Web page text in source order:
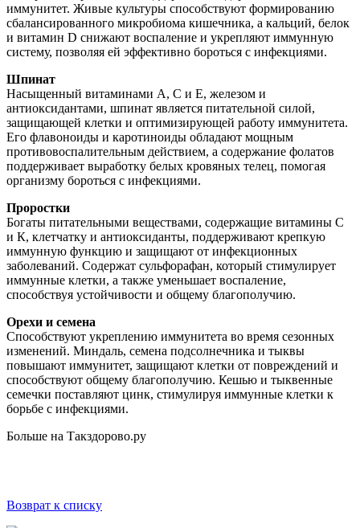
иммунитет. Живые культуры способствуют формированию
сбалансированного микробиома кишечника, а кальций, белок
и витамин D снижают воспаление и укрепляют иммунную
систему, позволяя ей эффективно бороться с инфекциями.
Шпинат
Насыщенный витаминами А, С и Е, железом и
антиоксидантами, шпинат является питательной силой,
защищающей клетки и оптимизирующей работу иммунитета.
Его флавоноиды и каротиноиды обладают мощным
противовоспалительным действием, а содержание фолатов
поддерживает выработку белых кровяных телец, помогая
организму бороться с инфекциями.
Проростки
Богаты питательными веществами, содержащие витамины С
и К, клетчатку и антиоксиданты, поддерживают крепкую
иммунную функцию и защищают от инфекционных
заболеваний. Содержат сульфорафан, который стимулирует
иммунные клетки, а также уменьшает воспаление,
способствуя устойчивости и общему благополучию.
Орехи и семена
Способствуют укреплению иммунитета во время сезонных
изменений. Миндаль, семена подсолнечника и тыквы
повышают иммунитет, защищают клетки от повреждений и
способствуют общему благополучию. Кешью и тыквенные
семечки поставляют цинк, стимулируя иммунные клетки к
борьбе с инфекциями.
Больше на Такздорово.ру
Возврат к списку